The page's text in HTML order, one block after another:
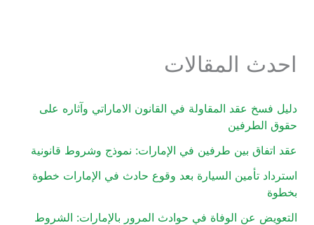
احدث المقالات
دليل فسخ عقد المقاولة في القانون الاماراتي وآثاره على
حقوق الطرفين
عقد اتفاق بين طرفين في الإمارات: نموذج وشروط قانونية
استرداد تأمين السيارة بعد وقوع حادث في الإمارات خطوة
بخطوة
التعويض عن الوفاة في حوادث المرور بالإمارات: الشروط